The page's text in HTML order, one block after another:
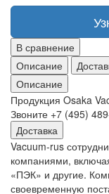
В сравнение
Описание
Описание
Продукция Osaka
Звоните +7 (495)
Доставка
Vacuum-rus
компаниями,
«ПЭК» и другие.
своевременную